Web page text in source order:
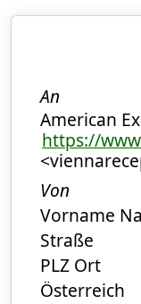
An
American
https://
Von
Vorname
Straße
PLZ Ort
Österreich